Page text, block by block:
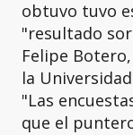
obtuvo tuvo
"resultado
Felipe
la
"Las
que el